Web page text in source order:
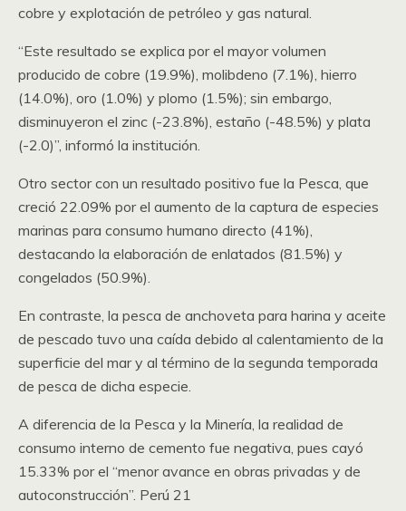
cobre y explotación de petróleo y gas natural.
“Este resultado se explica por el mayor volumen
producido de cobre (19.9%), molibdeno (7.1%), hierro
(14.0%), oro (1.0%) y plomo (1.5%); sin embargo,
disminuyeron el zinc (-23.8%), estaño (-48.5%) y plata
(-2.0)”, informó la institución.
Otro sector con un resultado positivo fue la Pesca, que
creció 22.09% por el aumento de la captura de especies
marinas para consumo humano directo (41%),
destacando la elaboración de enlatados (81.5%) y
congelados (50.9%).
En contraste, la pesca de anchoveta para harina y aceite
de pescado tuvo una caída debido al calentamiento de la
superficie del mar y al término de la segunda temporada
de pesca de dicha especie.
A diferencia de la Pesca y la Minería, la realidad de
consumo interno de cemento fue negativa, pues cayó
15.33% por el “menor avance en obras privadas y de
autoconstrucción”. Perú 21